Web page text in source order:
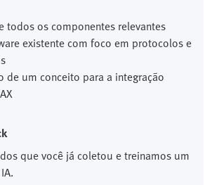
todos os componentes relevantes
existente com foco em protocolos e
de um conceito para a integração
que você já coletou e treinamos um